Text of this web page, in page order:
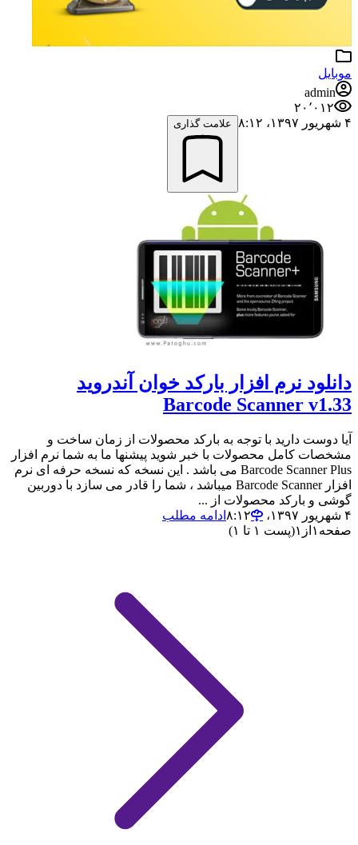
موبایل
admin
۲۰٬۰۱۲
۴ شهریور ۱۳۹۷،‏ ۸:۱۲
علامت گذاری
دانلود نرم افزار بارکد خوان آندروید
Barcode Scanner v1.33
آیا دوست دارید با توجه به بارکد محصولات از زمان ساخت و
مشخصات کامل محصولات با خبر شوید پیشنها ما به شما نرم افزار
Barcode Scanner Plus می باشد . این نسخه که نسخه حرفه ای نرم
افزار Barcode Scanner میباشد ، شما را قادر می سازد با دوربین
گوشی و بارکد محصولات از ...
۴ شهریور ۱۳۹۷،‏ ۸:۱۲
ادامه مطلب
صفحه ۱ از ۱(پست ۱ تا ۱)